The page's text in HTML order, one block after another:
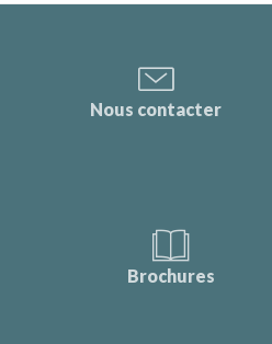
Nous contacter
Brochures